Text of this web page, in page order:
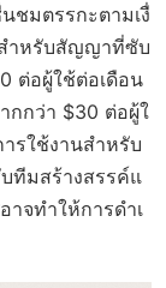
ชมตรรกะตามเงื่
ำหรับสัญญาที่ซับ
ต่อผู้ใช้ต่อเดือน
กกว่า $30 ต่อผู้ใ
รใช้งานสำหรับ
ทีมสร้างสรรค์แ
จทำให้การดำเ